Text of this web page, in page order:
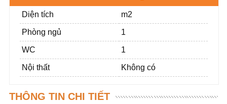
Diện tích m2
Phòng ngủ 1
WC 1
Nội thất Không có
THÔNG TIN CHI TIẾT